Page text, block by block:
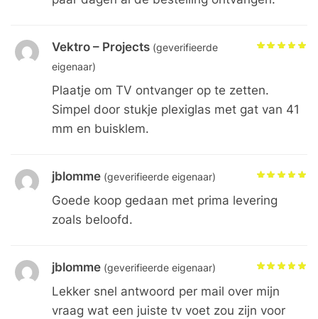
Vektro – Projects (geverifieerde
eigenaar)
Plaatje om TV ontvanger op te zetten.
Simpel door stukje plexiglas met gat van 41
mm en buisklem.
jblomme (geverifieerde eigenaar)
Goede koop gedaan met prima levering
zoals beloofd.
jblomme (geverifieerde eigenaar)
Lekker snel antwoord per mail over mijn
vraag wat een juiste tv voet zou zijn voor